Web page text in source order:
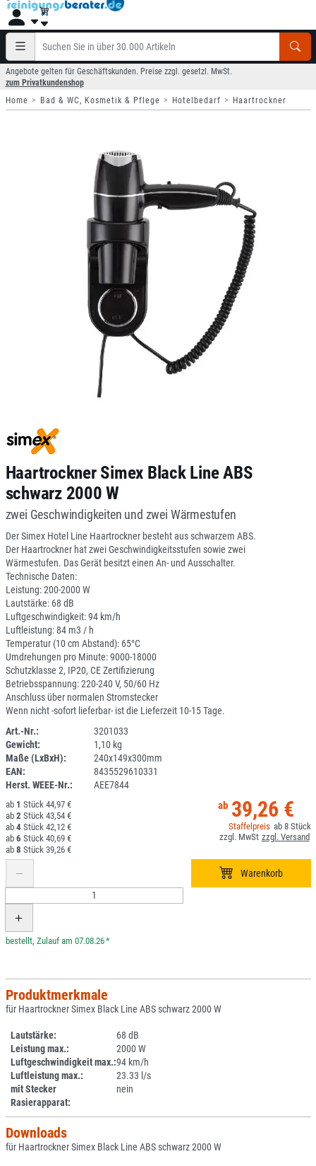
Angebote gelten für Geschäftskunden. Preise zzgl. gesetzl. MwSt.
zum Privatkundenshop
Home
Bad & WC, Kosmetik & Pflege Hotelbedarf Haartrockner
Haartrockner Simex Black Line ABS
schwarz 2000 W
zwei Geschwindigkeiten und zwei Wärmestufen
Der Simex Hotel Line Haartrockner besteht aus schwarzem ABS.
Der Haartrockner hat zwei Geschwindigkeitsstufen sowie zwei
Wärmestufen. Das Gerät besitzt einen An- und Ausschalter.
Technische Daten:
Leistung: 200-2000 W
Lautstärke: 68 dB
Luftgeschwindigkeit: 94 km/h
Luftleistung: 84 m3 / h
Temperatur (10 cm Abstand): 65°C
Umdrehungen pro Minute: 9000-18000
Schutzklasse 2, IP20, CE Zertifizierung
Betriebsspannung: 220-240 V, 50/60 Hz
Anschluss über normalen Stromstecker
Wenn nicht -sofort lieferbar- ist die Lieferzeit 10-15 Tage.
Art.-Nr.:
3201033
Gewicht:
1,10 kg
Maße (LxBxH):
240x149x300mm
EAN:
8435529610331
Herst. WEEE-Nr.:
AEE7844
39,26 €
8
1
44,97 €
2
43,54 €
4
42,12 €
6
40,69 €
8
39,26 €
*
Produktmerkmale
für Haartrockner Simex Black Line ABS schwarz 2000 W
Lautstärke:
68 dB
Leistung max.:
2000 W
Luftgeschwindigkeit max.:94 km/h
Luftleistung max.:
23.33 l/s
mit Stecker
Rasierapparat:
nein
Downloads
für Haartrockner Simex Black Line ABS schwarz 2000 W